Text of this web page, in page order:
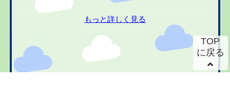
もっと詳しく見る
TOP
に戻る